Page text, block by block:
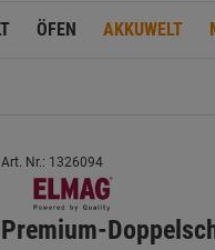
ÖFEN AKKUWELT
Art. Nr.: 1326094
Premium-